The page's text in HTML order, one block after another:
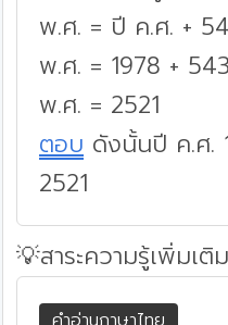
พ.ศ. = ปี ค.ศ. +
พ.ศ. = 1978 + 543
พ.ศ. = 2521
ตอบ ดังนั้นปี ค.ศ.
2521
💡สาระความรู้เพิ่มเติม